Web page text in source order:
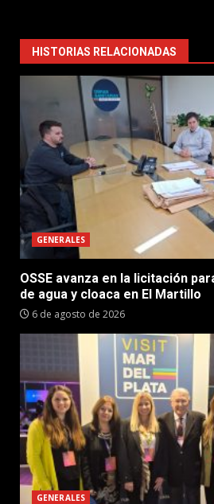
HISTORIAS RELACIONADAS
GENERALES
OSSE avanza en la licitación
de agua y cloaca en El Martillo
6 de agosto de 2026
GENERALES